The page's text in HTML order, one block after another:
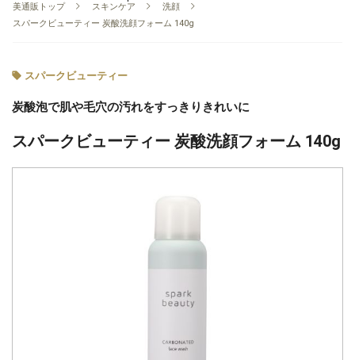
美通販トップ スキンケア
洗顔
スパークビューティー 炭酸洗顔フォーム 140g
スパークビューティー
炭酸泡で肌や毛穴の汚れをすっきりきれいに
スパークビューティー 炭酸洗顔フォーム 140g